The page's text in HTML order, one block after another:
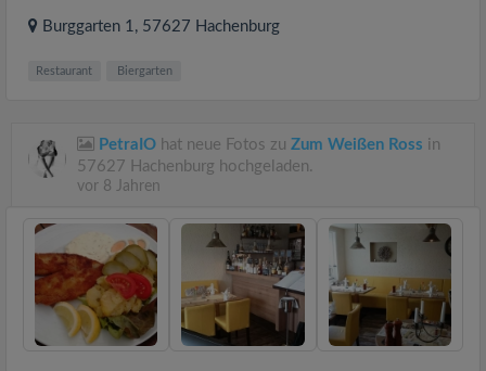
Burggarten 1 , 57627 Hachenburg
Restaurant Biergarten
PetraIO hat neue Fotos zu Zum Weißen Ross in
57627 Hachenburg hochgeladen.
vor 8 Jahren